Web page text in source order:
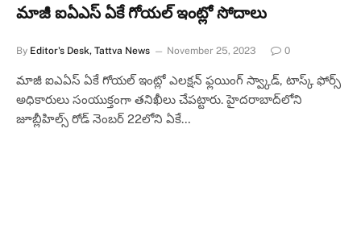
మాజీ ఐఏఎస్ ఏకే గోయల్ ఇంట్లో సోదాలు
By Editor's Desk, Tattva News November 25, 2023 0
మాజీ ఐఎఏస్ ఏకే గోయల్ ఇంట్లో ఎలక్షన్ ఫ్లయింగ్ స్వ్కాడ్, టాస్క్ ఫోర్స్
అధికారులు సంయుక్తంగా తనిఖీలు చేపట్టారు. హైదరాబాద్‌లోని
జూబ్లీహిల్స్ రోడ్ నెంబర్ 22లోని ఏకే…